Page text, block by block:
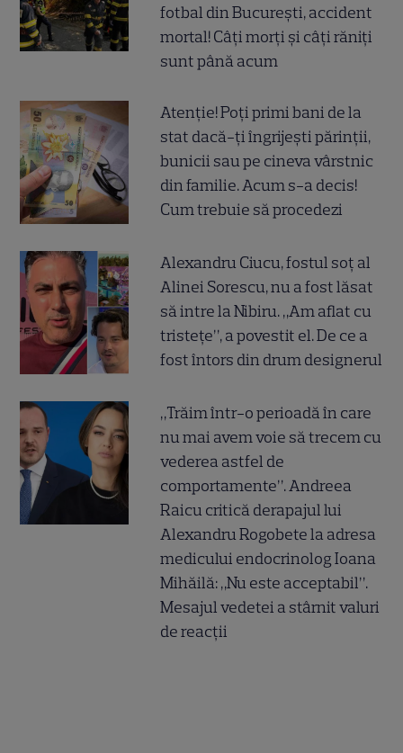
fotbal din București, accident
mortal! Câți morți și câți răniți
sunt până acum
Atenție! Poți primi bani de la
stat dacă-ți îngrijești părinții,
bunicii sau pe cineva vârstnic
din familie. Acum s-a decis!
Cum trebuie să procedezi
Alexandru Ciucu, fostul soț al
Alinei Sorescu, nu a fost lăsat
să intre la Nibiru. „Am aflat cu
tristețe”, a povestit el. De ce a
fost întors din drum designerul
„Trăim într-o perioadă în care
nu mai avem voie să trecem cu
vederea astfel de
comportamente”. Andreea
Raicu critică derapajul lui
Alexandru Rogobete la adresa
medicului endocrinolog Ioana
Mihăilă: „Nu este acceptabil”.
Mesajul vedetei a stârnit valuri
de reacții